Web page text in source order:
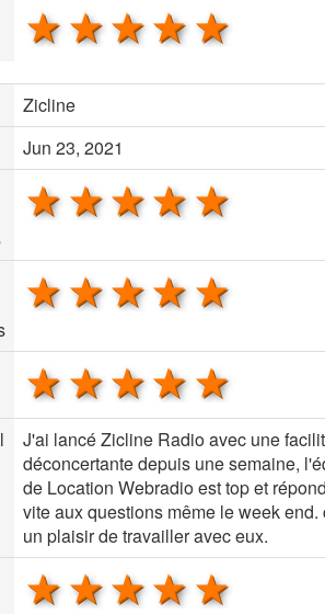
4 stars
3 stars
2 stars
1 star
Zicline
Jun 23, 2021
4 stars
3 stars
2 stars
1 star
4 stars
3 stars
2 stars
1 star
4 stars
3 stars
2 stars
1 star
J'ai lancé Zicline Radio avec une
déconcertante depuis une semaine,
de Location Webradio est top et
vite aux questions même le week end.
un plaisir de travailler avec eux.
4 stars
3 stars
2 stars
1 star